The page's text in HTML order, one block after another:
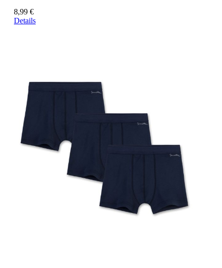
8,99 €
Details